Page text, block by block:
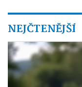
NEJČTENĚJŠÍ